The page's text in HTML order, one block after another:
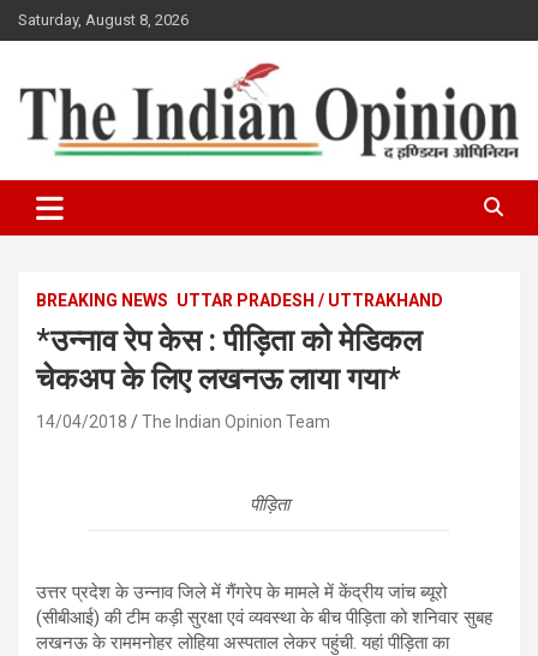
Skip
to
Saturday, August 8, 2026
Indian Opinion News
BREAKING NEWS UTTAR PRADESH / UTTRAKHAND
*उन्नाव रेप केस : पीड़िता को मेडिकल
चेकअप के लिए लखनऊ लाया गया*
14/04/2018 The Indian Opinion Team
पीड़िता
उत्तर प्रदेश के उन्नाव जिले में गैंगरेप के मामले में केंद्रीय जांच ब्यूरो
(सीबीआई) की टीम कड़ी सुरक्षा एवं व्यवस्था के बीच पीड़िता को शनिवार सुबह
लखनऊ के राममनोहर लोहिया अस्पताल लेकर पहुंची. यहां पीड़िता का